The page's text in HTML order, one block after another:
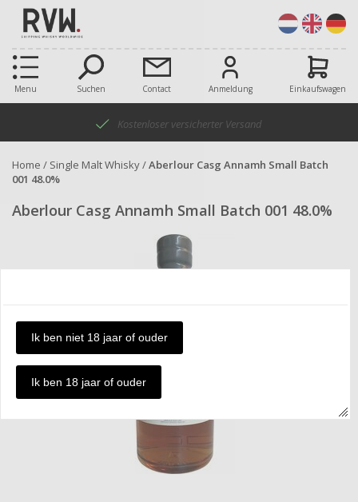
Menu Suchen Contact Anmeldung Einkaufswagen
Kostenloser versicherter Versand
Home / Single Malt Whisky/Aberlour Casg Annamh Small Batch
001 48.0%
Aberlour Casg Annamh Small Batch 001 48.0%
Ik ben niet 18 jaar of ouder
Ik ben 18 jaar of ouder